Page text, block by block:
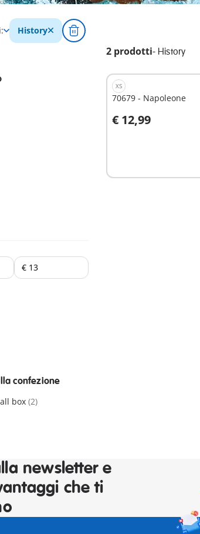
History
2 prodotti- History
confezione
box (2)
XS
70679 - Napoleone
€ 12,99
Aggiungi al carrello
newsletter e
che ti